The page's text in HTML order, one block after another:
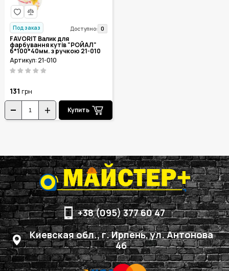
Под заказ Доступно: 0
FAVORIT Валик для
фарбування кутів "РОЙАЛ"
6*100*40мм. з ручкою 21-010
Артикул: 21-010
131 грн
Купить
+38 (095) 377 60 47
Киевская обл., г. Ирпень, ул. Антонова
4б